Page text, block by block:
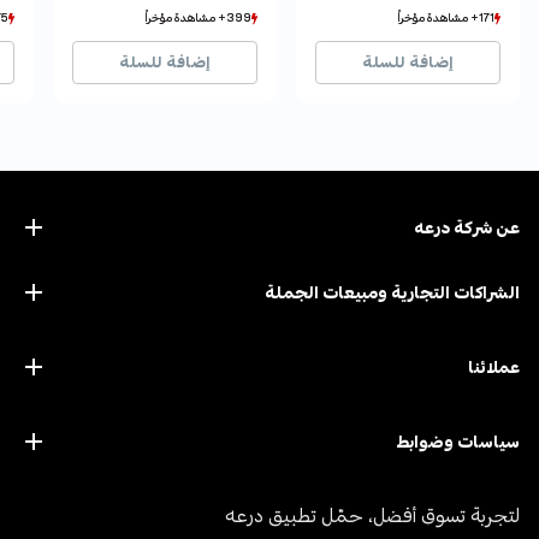
171+ مشاهدة مؤخراً
148+ بيع مؤخراً
171+ مشاهدة مؤخراً
148+ بيع مؤخراً
إضافة للسلة
399+ مشاهدة مؤخراً
291+ بيع مؤخراً
399+ مشاهدة مؤخراً
291+ بيع مؤخراً
إضافة للسلة
عن ﺷﺮﻛﺔ درﻋﻪ
الشراكات التجارية ومبيعات الجملة
عملائنا
سياسات وضوابط
لتجربة تسوق أفضل، حمّل تطبيق درعه